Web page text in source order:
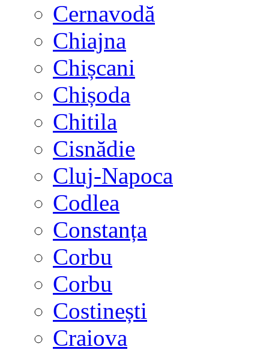
Cernavodă
Chiajna
Chișcani
Chișoda
Chitila
Cisnădie
Cluj-Napoca
Codlea
Constanța
Corbu
Corbu
Costinești
Craiova